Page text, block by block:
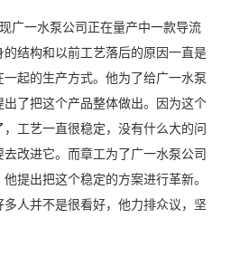
一水泵公司正在量产中一款导流
结构和以前工艺落后的原因一直是
起的生产方式。他为了给广一水泵
了把这个产品整体做出。因为这个
工艺一直很稳定，没有什么大的问
改进它。而章工为了广一水泵公司
提出把这个稳定的方案进行革新。
人并不是很看好，他力排众议，坚